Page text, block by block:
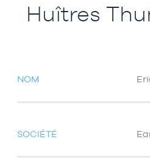
Huîtres
NOM
SOCIÉTÉ